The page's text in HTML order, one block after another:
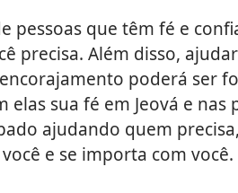
pessoas que têm fé e
precisa. Além disso,
poderá ser
elas sua fé em Jeová e nas
ajudando quem
e se importa com